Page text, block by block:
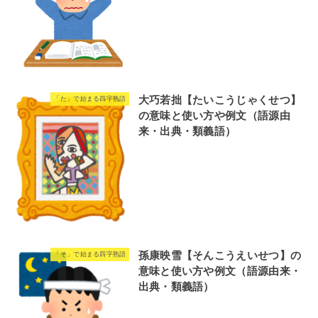
「た」で始まる四字熟語
大巧若拙【たいこうじゃくせつ】
の意味と使い方や例文（語源由
来・出典・類義語）
「そ」で始まる四字熟語
孫康映雪【そんこうえいせつ】の
意味と使い方や例文（語源由来・
出典・類義語）